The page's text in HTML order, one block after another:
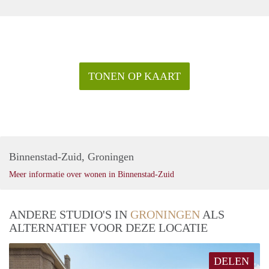
TONEN OP KAART
Binnenstad-Zuid, Groningen
Meer informatie over wonen in Binnenstad-Zuid
ANDERE STUDIO'S IN GRONINGEN ALS
ALTERNATIEF VOOR DEZE LOCATIE
DELEN